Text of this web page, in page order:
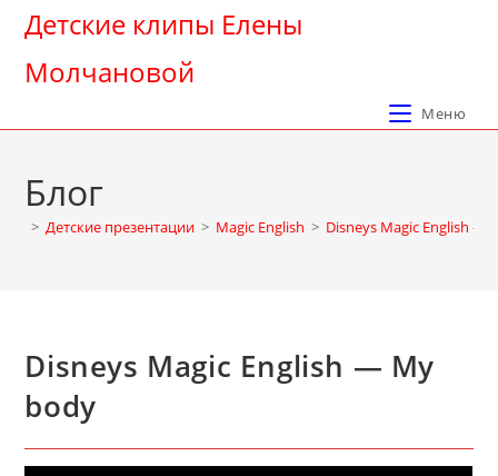
Перейти
содержимому
Детские клипы Елены
Молчановой
Меню
Блог
> Детские презентации > Magic English > Disneys Magic English —
Disneys Magic English — My
body